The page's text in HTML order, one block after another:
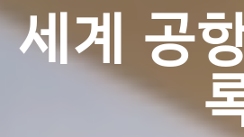
계 공